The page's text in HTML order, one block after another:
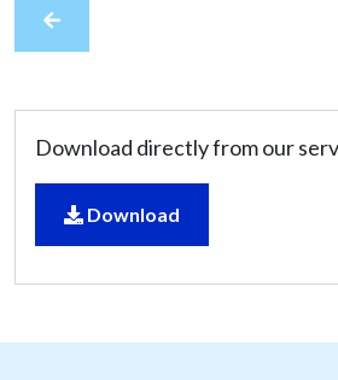
Download directly from our
Download